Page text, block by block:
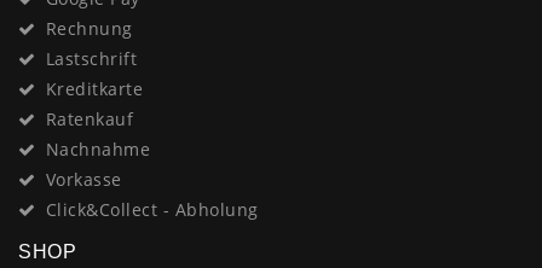
Rechnung
Lastschrift
Kreditkarte
Ratenkauf
Nachnahme
Vorkasse
Click&Collect - Abholung
SHOP